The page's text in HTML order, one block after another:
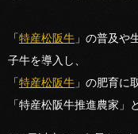
「特産松阪牛 」の普及や
子牛を導入し、
「特産松阪牛 」の肥育に
「特産松阪牛推進農家」